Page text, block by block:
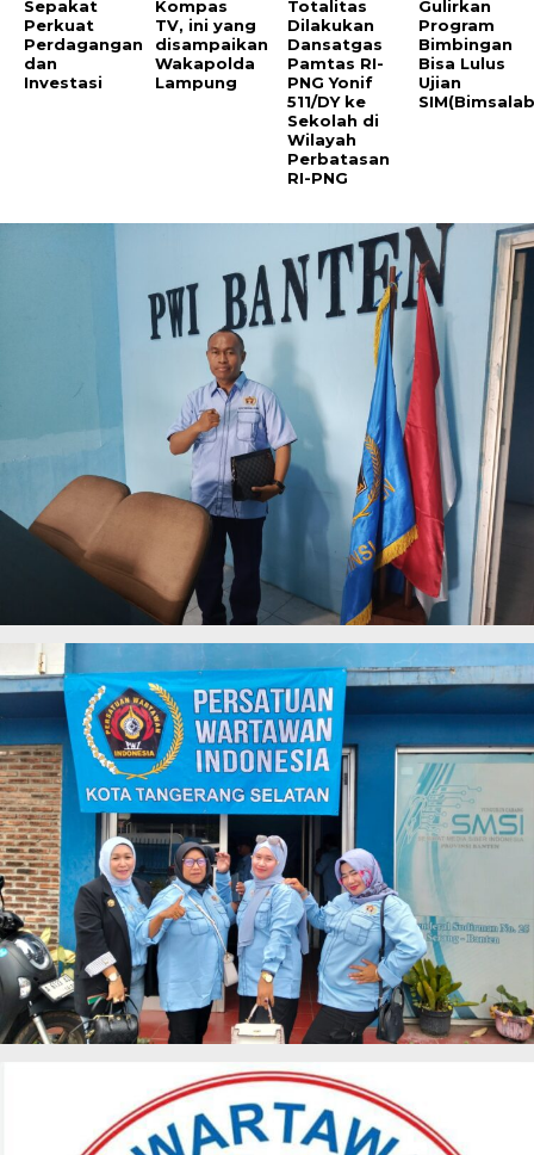
Sepakat
Perkuat
Perdagangan
dan
Investasi
Kompas
TV, ini yang
disampaikan
Wakapolda
Lampung
Totalitas
Dilakukan
Dansatgas
Pamtas RI-
PNG Yonif
511/DY ke
Sekolah di
Wilayah
Perbatasan
RI-PNG
Gulirkan
Program
Bimbingan
Bisa Lulus
Ujian